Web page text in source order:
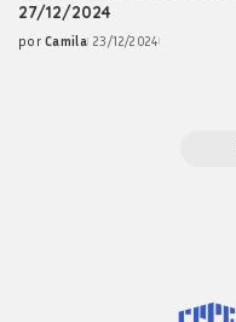
27/12/2024
Posted
por Camila 23/12/2024